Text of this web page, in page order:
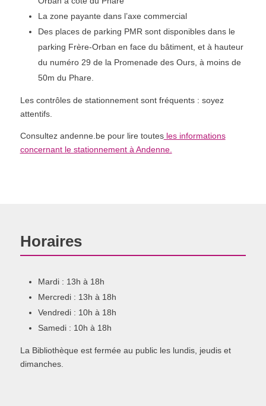
La zone payante dans l’axe commercial
Des places de parking PMR sont disponibles dans le
parking Frère-Orban en face du bâtiment, et à hauteur
du numéro 29 de la Promenade des Ours, à moins de
50m du Phare.
Les contrôles de stationnement sont fréquents : soyez
attentifs.
Consultez andenne.be pour lire toutesles informations
concernant le stationnement à Andenne.
Horaires
Mardi : 13h à 18h
Mercredi : 13h à 18h
Vendredi : 10h à 18h
Samedi : 10h à 18h
La Bibliothèque est fermée au public les lundis, jeudis et
dimanches.